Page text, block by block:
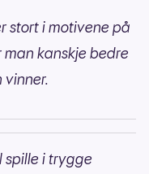
stort i motivene på
kanskje bedre
spille i trygge